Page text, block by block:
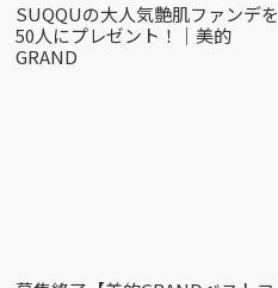
SUQQUの大人気艶肌ファンデを
50人にプレゼント！｜美的
GRAND